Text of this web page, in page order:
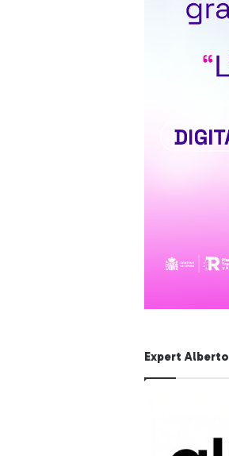
Expert Alberto